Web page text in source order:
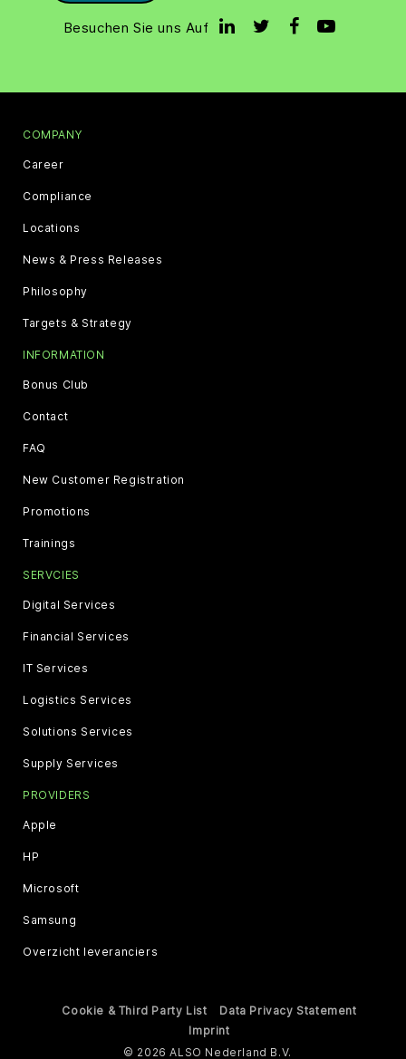
Besuchen Sie uns Auf
COMPANY
Career
Compliance
Locations
News & Press Releases
Philosophy
Targets & Strategy
INFORMATION
Bonus Club
Contact
FAQ
New Customer Registration
Promotions
Trainings
SERVCIES
Digital Services
Financial Services
IT Services
Logistics Services
Solutions Services
Supply Services
PROVIDERS
Apple
HP
Microsoft
Samsung
Overzicht leveranciers
Cookie & Third Party List
Data Privacy Statement
Imprint
© 2026 ALSO Nederland B.V.